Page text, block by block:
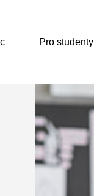
Pro studenty